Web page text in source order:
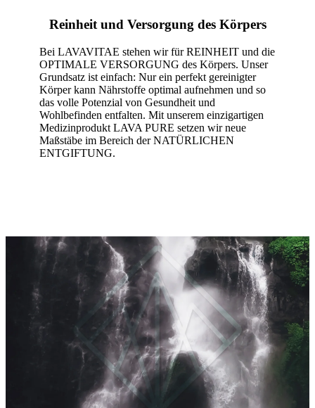
Reinheit und Versorgung des Körpers
Bei LAVAVITAE stehen wir für REINHEIT und die
OPTIMALE VERSORGUNG des Körpers. Unser
Grundsatz ist einfach: Nur ein perfekt gereinigter
Körper kann Nährstoffe optimal aufnehmen und so
das volle Potenzial von Gesundheit und
Wohlbefinden entfalten. Mit unserem einzigartigen
Medizinprodukt LAVA PURE setzen wir neue
Maßstäbe im Bereich der NATÜRLICHEN
ENTGIFTUNG.